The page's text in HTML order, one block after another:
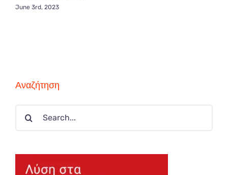
June 3rd, 2023
Αναζήτηση
Search